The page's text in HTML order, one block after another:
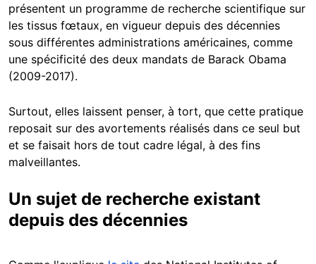
présentent un programme de recherche scientifique sur
les tissus fœtaux, en vigueur depuis des décennies
sous différentes administrations américaines, comme
une spécificité des deux mandats de Barack Obama
(2009-2017).
Surtout, elles laissent penser, à tort, que cette pratique
reposait sur des avortements réalisés dans ce seul but
et se faisait hors de tout cadre légal, à des fins
malveillantes.
Un sujet de recherche existant
depuis des décennies